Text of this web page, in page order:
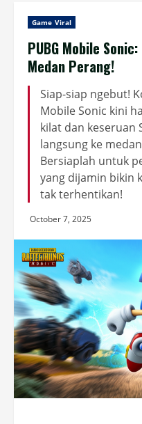
Game Viral
PUBG Mobile
Medan Perang!
Siap-siap ngebut!
Mobile Sonic kini
kilat dan keseruan
langsung ke
Bersiaplah untuk
yang dijamin bikin
tak terhentikan!
October 7, 2025